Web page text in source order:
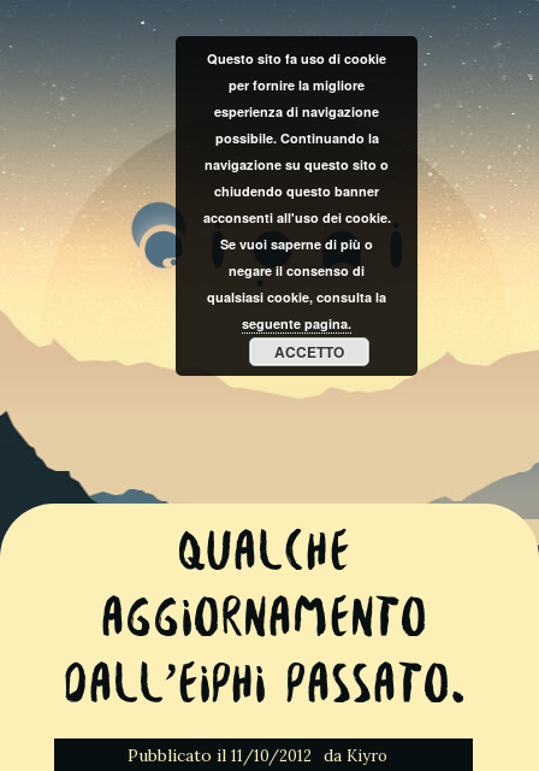
Qualche
aggiornamento
dall’eiphi passato.
Pubblicato il 11/10/2012 da Kiyro
Questo sito fa uso di cookie
per fornire la migliore
esperienza di navigazione
possibile. Continuando la
navigazione su questo sito o
chiudendo questo banner
acconsenti all'uso dei cookie.
Se vuoi saperne di più o
negare il consenso di
qualsiasi cookie, consulta la
seguente pagina.
ACCETTO